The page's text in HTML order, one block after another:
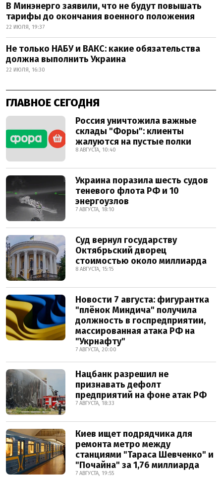
В Минэнерго заявили, что не будут повышать
тарифы до окончания военного положения
22 ИЮЛЯ, 19:37
Не только НАБУ и ВАКС: какие обязательства
должна выполнить Украина
22 ИЮЛЯ, 16:30
ГЛАВНОЕ СЕГОДНЯ
Россия уничтожила важные
склады "Форы": клиенты
жалуются на пустые полки
8 АВГУСТА, 10:40
Украина поразила шесть судов
теневого флота РФ и 10
энергоузлов
7 АВГУСТА, 18:10
Суд вернул государству
Октябрьский дворец
стоимостью около миллиарда
8 АВГУСТА, 15:15
Новости 7 августа: фигурантка
"плёнок Миндича" получила
должность в госпредприятии,
массированная атака РФ на
"Укрнафту"
7 АВГУСТА, 20:00
Нацбанк разрешил не
признавать дефолт
предприятий на фоне атак РФ
7 АВГУСТА, 18:33
Киев ищет подрядчика для
ремонта метро между
станциями "Тараса Шевченко" и
"Почайна" за 1,76 миллиарда
7 АВГУСТА, 19:55